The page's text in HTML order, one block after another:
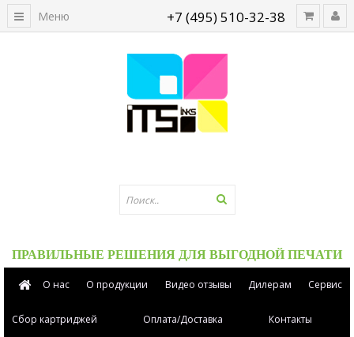
+7 (495) 510-32-38
ПРАВИЛЬНЫЕ РЕШЕНИЯ ДЛЯ ВЫГОДНОЙ ПЕЧАТИ
Меню
О нас О продукции Видео отзывы Дилерам Сервис
Сбор картриджей Оплата/Доставка Контакты